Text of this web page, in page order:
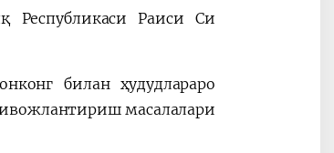
Республикаси Раиси Си
билан ҳудудлараро
масалалари